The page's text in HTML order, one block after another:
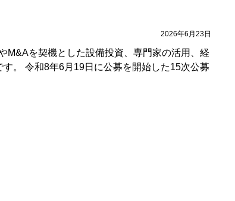
2026年6月23日
M&Aを契機とした設備投資、専門家の活用、経
。 令和8年6月19日に公募を開始した15次公募